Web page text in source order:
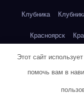
Клубника
Красноярск
Красноярск
Этот сайт
помочь вам в